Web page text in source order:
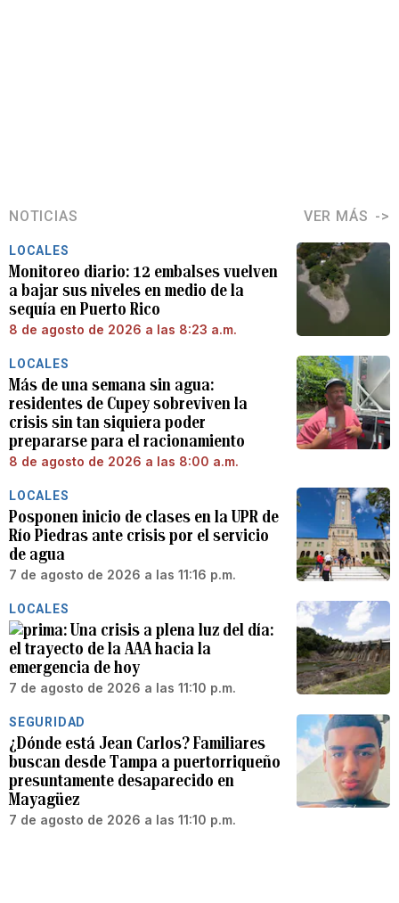
NOTICIAS VER MÁS
LOCALES
Monitoreo diario: 12 embalses vuelven
a bajar sus niveles en medio de la
sequía en Puerto Rico
8 de agosto de 2026 a las 8:23 a.m.
LOCALES
Más de una semana sin agua:
residentes de Cupey sobreviven la
crisis sin tan siquiera poder
prepararse para el racionamiento
8 de agosto de 2026 a las 8:00 a.m.
LOCALES
Posponen inicio de clases en la UPR de
Río Piedras ante crisis por el servicio
de agua
7 de agosto de 2026 a las 11:16 p.m.
LOCALES
Una crisis a plena luz del día:
el trayecto de la AAA hacia la
emergencia de hoy
7 de agosto de 2026 a las 11:10 p.m.
SEGURIDAD
¿Dónde está Jean Carlos? Familiares
buscan desde Tampa a puertorriqueño
presuntamente desaparecido en
Mayagüez
7 de agosto de 2026 a las 11:10 p.m.